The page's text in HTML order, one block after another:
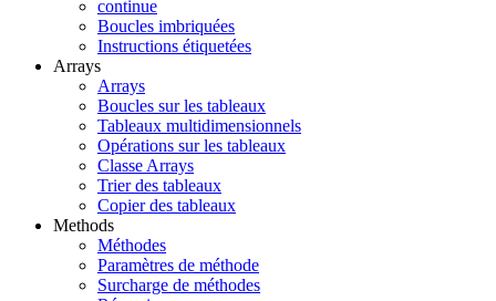
continue
Boucles imbriquées
Instructions étiquetées
Arrays
Arrays
Boucles sur les tableaux
Tableaux multidimensionnels
Opérations sur les tableaux
Classe Arrays
Trier des tableaux
Copier des tableaux
Methods
Méthodes
Paramètres de méthode
Surcharge de méthodes